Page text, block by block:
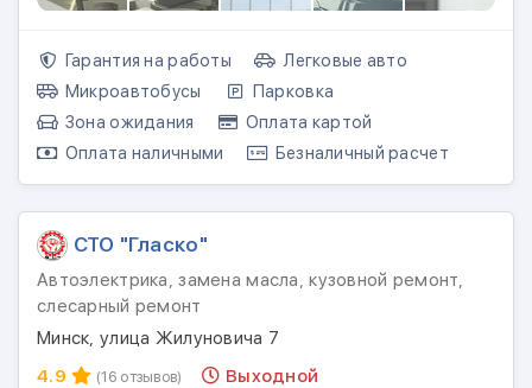
Гарантия на работы
Легковые авто
Микроавтобусы
Парковка
Зона ожидания
Оплата картой
Оплата наличными
Безналичный расчет
СТО "Гласко"
Автоэлектрика, замена масла, кузовной ремонт,
слесарный ремонт
Минск, улица Жилуновича 7
4.9
(16 отзывов) Выходной